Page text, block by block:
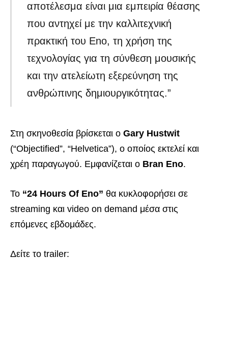
αποτέλεσμα είναι μια εμπειρία θέασης
που αντηχεί με την καλλιτεχνική
πρακτική του Eno, τη χρήση της
τεχνολογίας για τη σύνθεση μουσικής
και την ατελείωτη εξερεύνηση της
ανθρώπινης δημιουργικότητας.”
Στη σκηνοθεσία βρίσκεται ο Gary Hustwit
(“Objectified”, “Helvetica”), ο οποίος εκτελεί και
χρέη παραγωγού. Εμφανίζεται ο Bran Eno.
Το “24 Hours Of Eno” θα κυκλοφορήσει σε
streaming και video on demand μέσα στις
επόμενες εβδομάδες.
Δείτε το trailer: